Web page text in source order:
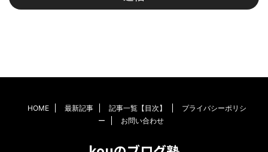
HOME 最新記事 記事一覧【目次】
プライバシーポリシ
ー
お問い合わせ